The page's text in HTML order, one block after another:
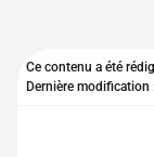
Se connecter
Ce contenu a été
Dernière modification